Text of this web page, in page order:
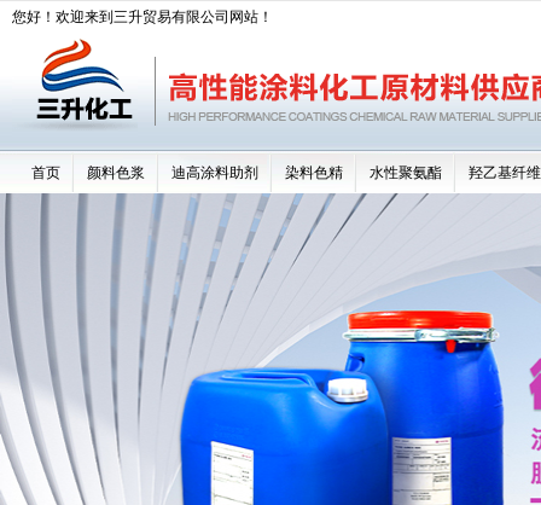
您好！欢迎来到三升贸易有限公司网站！
首页 颜料色浆 迪高涂料助剂 染料色精 水性聚氨酯 羟乙基纤